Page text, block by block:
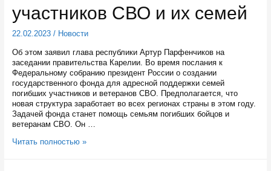
участников СВО и их семей
22.02.2023/ Новости
Об этом заявил глава республики Артур Парфенчиков на
заседании правительства Карелии. Во время послания к
Федеральному собранию президент России о создании
государственного фонда для адресной поддержки семей
погибших участников и ветеранов СВО. Предполагается, что
новая структура заработает во всех регионах страны в этом году.
Задачей фонда станет помощь семьям погибших бойцов и
ветеранам СВО. Он …
Власти
Читать полностью »